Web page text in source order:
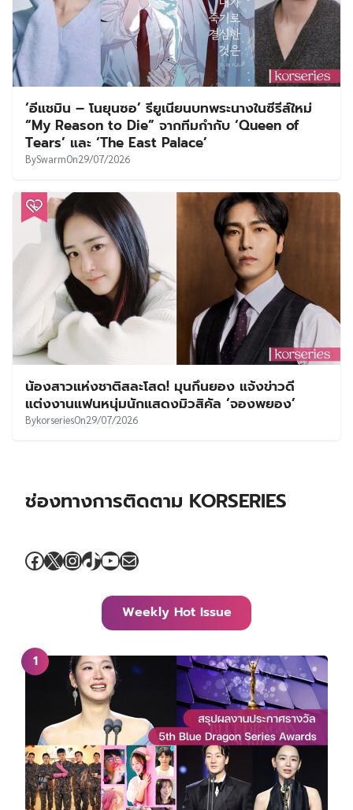
‘อีแชมิน – โนยุนซอ’ รียูเนียนบทพระนางในซีรีส์ใหม่
“My Reason to Die” จากทีมกำกับ ‘Queen of
Tears’ และ ‘The East Palace’
BySwarmOn29/07/2026
น้องสาวแห่งชาติสละโสด! มุนกึนยอง แจ้งข่าวดี
แต่งงานแฟนหนุ่มนักแสดงมิวสิคัล ‘จองพยอง’
BykorseriesOn29/07/2026
ช่องทางการติดตาม KORSERIES
Facebook
X Instagram
TikTok
YouTube
Mail
Weekly Hot Issue